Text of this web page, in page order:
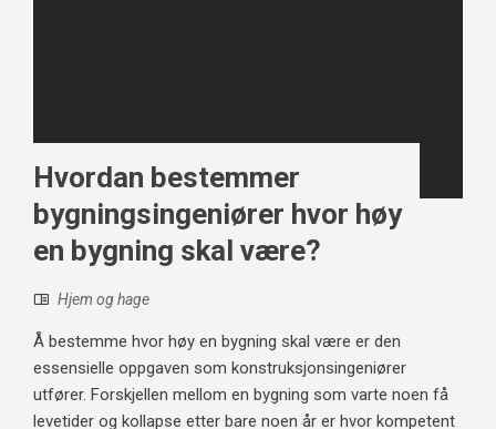
Hvordan bestemmer
bygningsingeniører hvor høy
en bygning skal være?
Hjem og hage
Å bestemme hvor høy en bygning skal være er den
essensielle oppgaven som konstruksjonsingeniører
utfører. Forskjellen mellom en bygning som varte noen få
levetider og kollapse etter bare noen år er hvor kompetent